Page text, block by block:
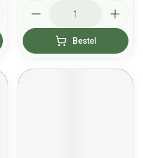
Bestel